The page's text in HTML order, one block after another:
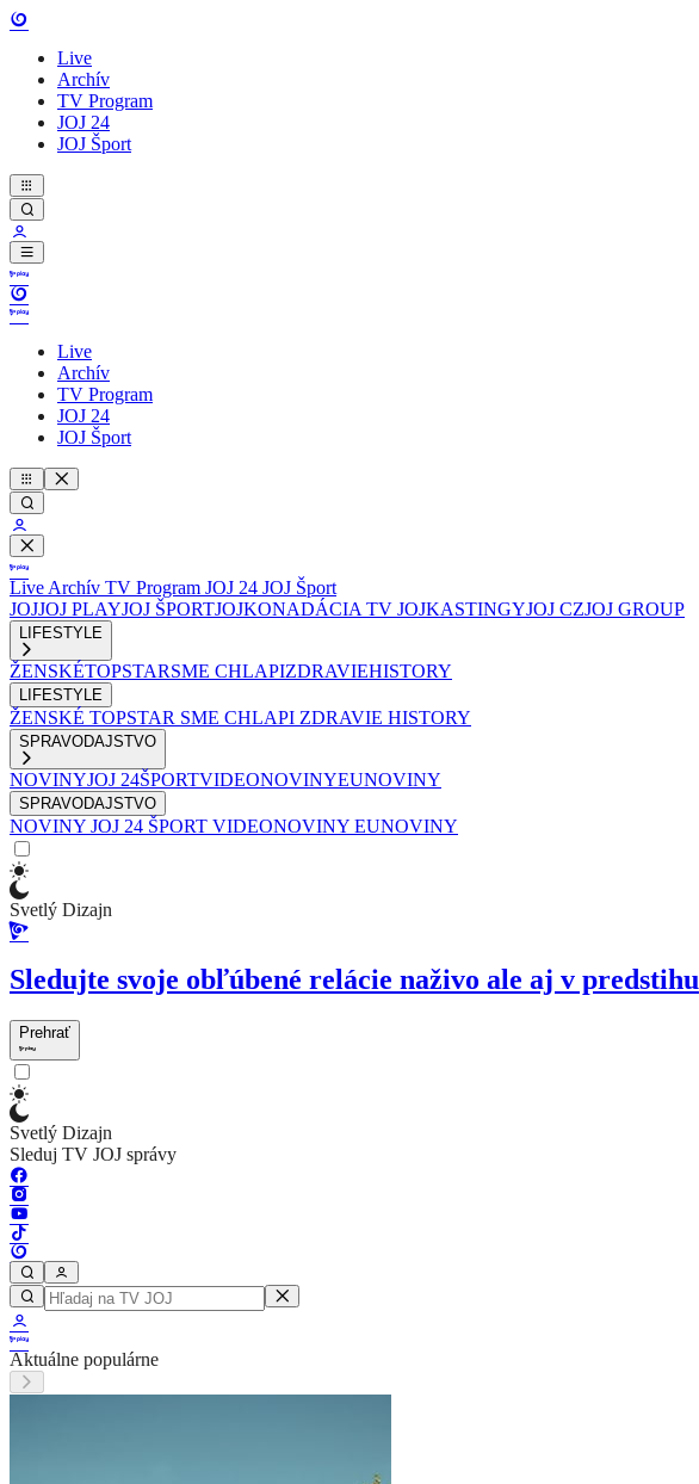
Live
Archív
TV Program
JOJ 24
JOJ Šport
Live
Archív
TV Program
JOJ 24
JOJ Šport
Live Archív TV Program JOJ 24 JOJ Šport
JOJJOJ PLAYJOJ ŠPORTJOJKONADÁCIA TV JOJKASTINGYJOJ CZJOJ GROUP
LIFESTYLE
ŽENSKÉTOPSTARSME CHLAPIZDRAVIEHISTORY
LIFESTYLE
ŽENSKÉ TOPSTAR SME CHLAPI ZDRAVIE HISTORY
SPRAVODAJSTVO
NOVINYJOJ 24ŠPORTVIDEONOVINYEUNOVINY
SPRAVODAJSTVO
NOVINY JOJ 24 ŠPORT VIDEONOVINY EUNOVINY
Svetlý Dizajn
Sledujte svoje obľúbené relácie naživo ale aj v predstihu
Prehrať
Svetlý Dizajn
Sleduj TV JOJ správy
Aktuálne populárne